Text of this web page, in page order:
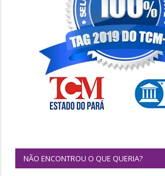
NÃO ENCONTROU O QUE QUERIA?